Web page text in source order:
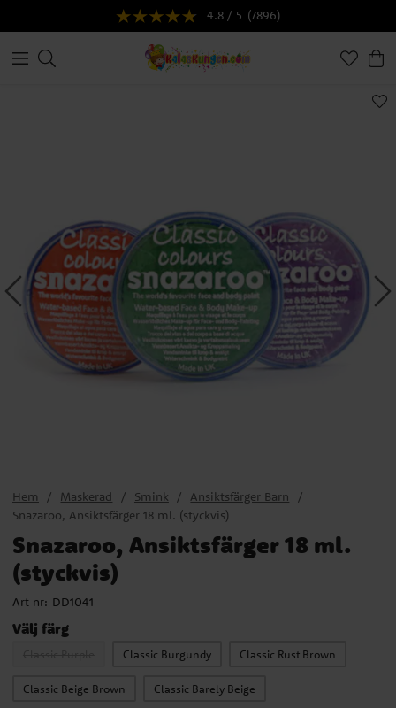
4.8 / 5 (7896)
Hem Maskerad Smink
Ansiktsfärger Barn
Snazaroo, Ansiktsfärger 18 ml. (styckvis)
Snazaroo, Ansiktsfärger 18 ml.
(styckvis)
Art nr: DD1041
Välj färg
Classic Burgundy Classic Rust Brown
Classic Beige Brown Classic Barely Beige